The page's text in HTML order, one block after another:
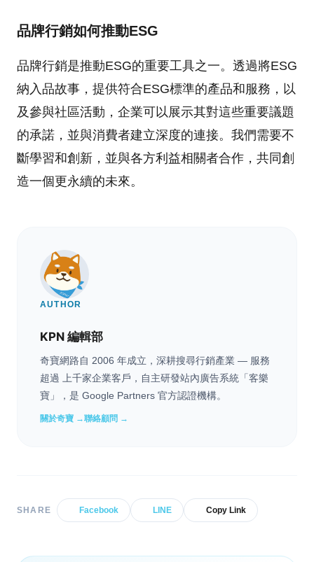
品牌行銷如何推動ESG
品牌行銷是推動ESG的重要工具之一。透過將ESG
納入品故事，提供符合ESG標準的產品和服務，以
及參與社區活動，企業可以展示其對這些重要議題
的承諾，並與消費者建立深度的連接。我們需要不
斷學習和創新，並與各方利益相關者合作，共同創
造一個更永續的未來。
AUTHOR
KPN 編輯部
奇寶網路自 2006 年成立，深耕搜尋行銷產業 — 服務
超過 上千家企業客戶，自主研發站內廣告系統「客樂
寶」，是 Google Partners 官方認證機構。
關於奇寶 →聯絡顧問 →
SHARE Facebook LINE Copy Link